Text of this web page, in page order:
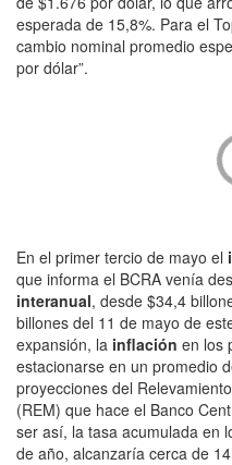
esperada de 15,8%. Para el
cambio nominal promedio
por dólar”.
En el primer tercio de mayo el
que informa el BCRA venía
interanual, desde $34,4
billones del 11 de mayo de
expansión, la inflación en los
estacionarse en un promedio
proyecciones del
(REM) que hace el Banco
ser así, la tasa acumulada en
de año, alcanzaría cerca de